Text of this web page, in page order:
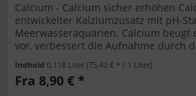
Calcium - Calcium sicher erhöhen
entwickelter Kalziumzusatz mit pH-
Meerwasseraquarien. Calcium beugt
vor, verbessert die Aufnahme durch
Indhold 0.118 Liter(75,42 € * / 1 Liter)
Fra 8,90 € *